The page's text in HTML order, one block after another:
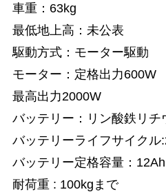
車重：63kg
最低地上高：未公表
駆動方式：モーター駆動
モーター：定格出力600W
最高出力2000W
バッテリー：リン酸鉄リチ
バッテリーライフサイクル
バッテリー定格容量：
耐荷重 : 100kgまで